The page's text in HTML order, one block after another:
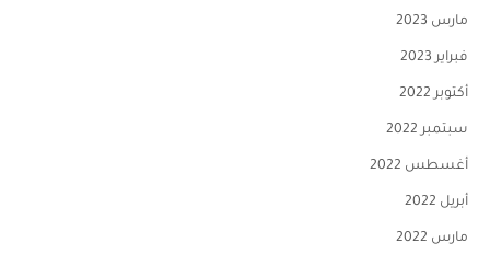
مارس 2023
فبراير 2023
أكتوبر 2022
سبتمبر 2022
أغسطس 2022
أبريل 2022
مارس 2022